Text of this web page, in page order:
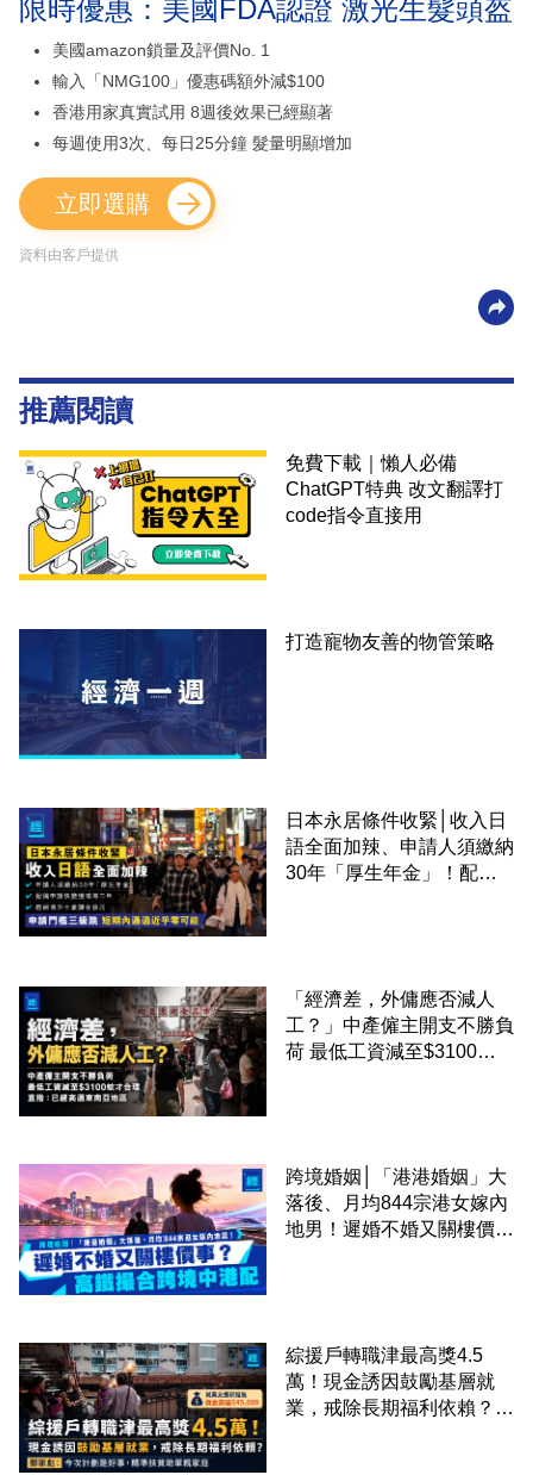
限時優惠：美國FDA認證 激光生髮頭盔
美國amazon鎖量及評價No. 1
輸入「NMG100」優惠碼額外減$100
香港用家真實試用 8週後效果已經顯著
每週使用3次、每日25分鐘 髮量明顯增加
立即選購
資料由客戶提供
推薦閱讀
免費下載｜懶人必備
ChatGPT特典 改文翻譯打
code指令直接用
打造寵物友善的物管策略
日本永居條件收緊│收入日
語全面加辣、申請人須繳納
30年「厚生年金」！配偶
「經濟差，外傭應否減人
工？」中產僱主開支不勝負
荷 最低工資減至$3100蚊
跨境婚姻│「港港婚姻」大
落後、月均844宗港女嫁內
地男！遲婚不婚又關樓價
綜援戶轉職津最高獎4.5
萬！現金誘因鼓勵基層就
業，戒除長期福利依賴？鄧